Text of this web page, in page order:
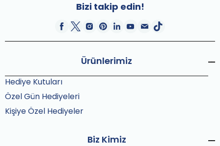
Bizi takip edin!
Ürünlerimiz
Hediye Kutuları
Özel Gün Hediyeleri
Kişiye Özel Hediyeler
Biz Kimiz